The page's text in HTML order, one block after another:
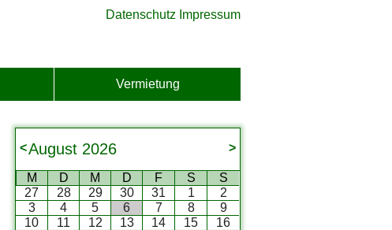
Vermietung
Datenschutz Impressum
August 2026
< >
M D M D F S
S
27
28 29 30 31 1
2
3
4 5 6 7 8
9
10
11 12 13 14 15
16